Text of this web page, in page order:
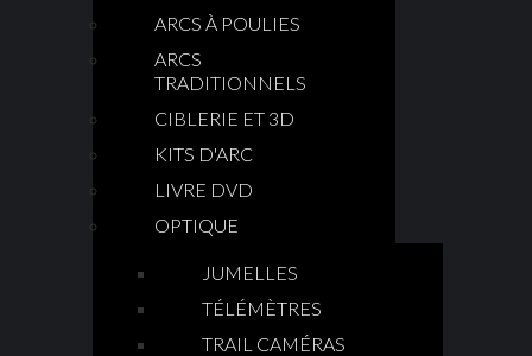
ARCS À POULIES
ARCS
TRADITIONNELS
CIBLERIE ET 3D
KITS D'ARC
LIVRE DVD
OPTIQUE
JUMELLES
TÉLÉMÈTRES
TRAIL CAMÉRAS